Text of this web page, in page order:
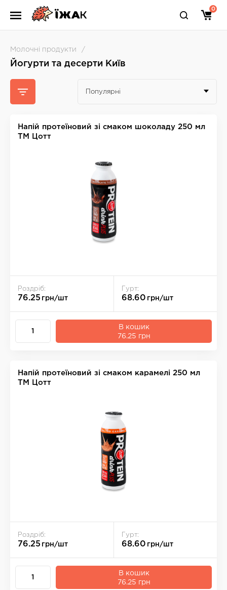
0
Молочні продукти
Йогурти та десерти Київ
Популярні
Напій протеїновий зі смаком шоколаду 250 мл
ТМ Цотт
Роздріб:
76.25 грн/шт
Гурт:
68.60 грн/шт
В кошик
76.25 грн
Напій протеїновий зі смаком карамелі 250 мл
ТМ Цотт
Роздріб:
76.25 грн/шт
Гурт:
68.60 грн/шт
В кошик
76.25 грн